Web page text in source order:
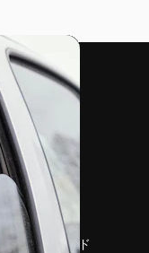
運営
料金
会社概要
Reviews
採用情報
検索トレンド